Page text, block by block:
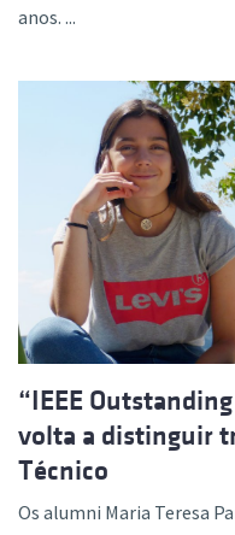
anos. ...
“IEEE
volta a distinguir
Técnico
Os alumni Maria Teresa